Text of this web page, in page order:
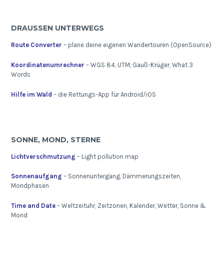
DRAUSSEN UNTERWEGS
Route Converter – plane deine eigenen Wandertouren (OpenSource)
Koordinatenumrechner – WGS 84, UTM, Gauß-Krüger, What 3
Words
Hilfe im Wald – die Rettungs-App für Android/iOS
SONNE, MOND, STERNE
Lichtverschmutzung – Light pollution map
Sonnenaufgang – Sonnenuntergang, Dämmerungszeiten,
Mondphasen
Time and Date – Weltzeituhr, Zeitzonen, Kalender, Wetter, Sonne &
Mond